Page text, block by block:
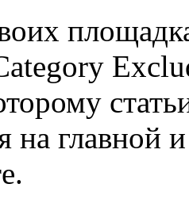
на главной